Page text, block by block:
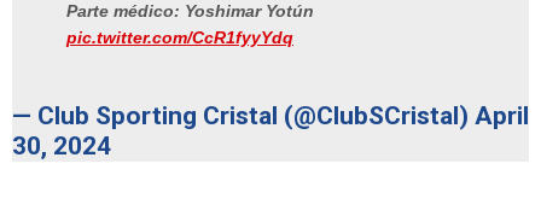
Parte médico: Yoshimar Yotún
pic.twitter.com/CcR1fyyYdq
— Club Sporting Cristal (@ClubSCristal) April
30, 2024